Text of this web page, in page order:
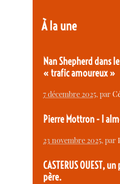
À la une
Nan Shepherd dans
« trafic amoureux »
7 décembre 2025, par
Pierre Mottron - I
23 novembre 2025, par
CASTERUS OUEST,
père.